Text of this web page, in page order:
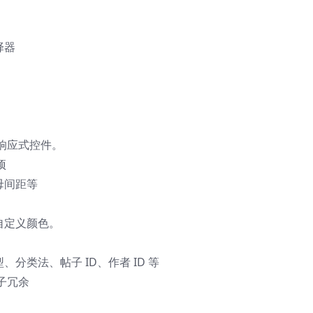
器
式控件。
间距等
义颜色。
分类法、帖子 ID、作者 ID 等
冗余